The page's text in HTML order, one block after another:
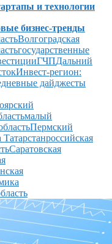
и технологии
бизнес-тренды
Волгоградская
государственные
ГЧПДальний
Инвест-регион:
дайджесты
малый
Пермский
российская
Саратовская